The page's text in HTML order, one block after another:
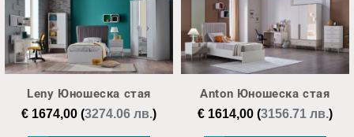
Leny Юношеска стая
€ 1674,00 (3274.06 лв.)
Anton Юношеска стая
€1614,00(3156.71 лв.)